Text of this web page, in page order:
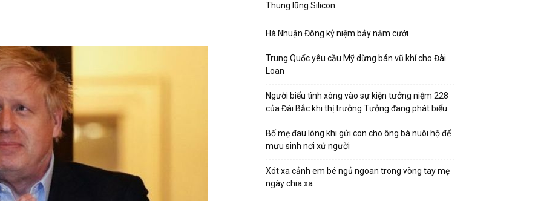
Thung lũng Silicon
Hà Nhuận Đông kỷ niệm bảy năm cưới
Trung Quốc yêu cầu Mỹ dừng bán vũ khí cho Đài
Loan
Người biểu tình xông vào sự kiện tưởng niệm 228
của Đài Bắc khi thị trưởng Tưởng đang phát biểu
Bố mẹ đau lòng khi gửi con cho ông bà nuôi hộ để
mưu sinh nơi xứ người
Xót xa cảnh em bé ngủ ngoan trong vòng tay mẹ
ngày chia xa